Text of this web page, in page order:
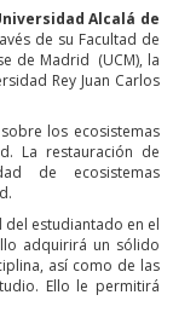
Alcalá de
de su Facultad de
de Madrid (UCM), la
Rey Juan Carlos
los ecosistemas
La restauración de
de ecosistemas
estudiantado en el
adquirirá un sólido
así como de las
Ello le permitirá